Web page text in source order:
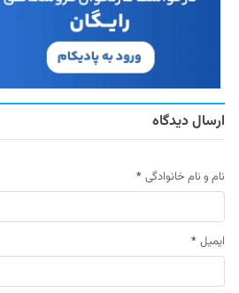
ارسال دیدگاه
نام و نام خانوادگی *
ایمیل *